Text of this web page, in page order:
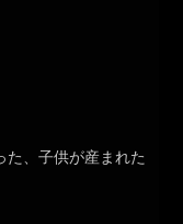
た、子供が産まれた